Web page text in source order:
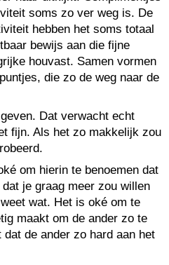
soms zo ver weg is. De
hebben het soms totaal
bewijs aan die fijne
houvast. Samen vormen
die zo de weg naar de
Dat verwacht echt
fijn. Als het zo makkelijk zou
om hierin te benoemen dat
je graag meer zou willen
wat. Het is oké om te
maakt om de ander zo te
de ander zo hard aan het